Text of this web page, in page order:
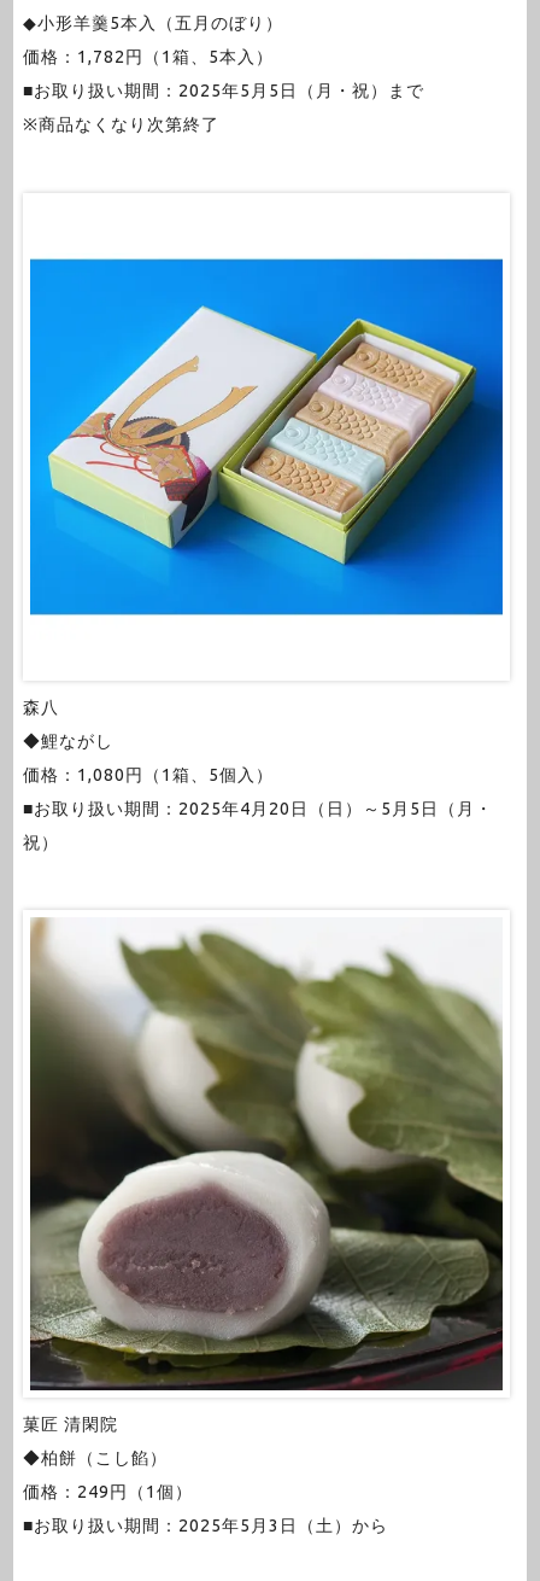
◆小形羊羹5本入（五月のぼり）
価格：1,782円（1箱、5本入）
■お取り扱い期間：2025年5月5日（月・祝）まで
※商品なくなり次第終了
森八
◆鯉ながし
価格：1,080円（1箱、5個入）
■お取り扱い期間：2025年4月20日（日）～5月5日（月・
祝）
菓匠 清閑院
◆柏餅（こし餡）
価格：249円（1個）
■お取り扱い期間：2025年5月3日（土）から